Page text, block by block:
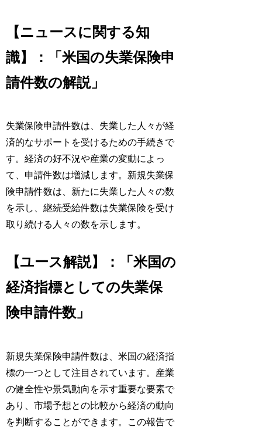
【ニュースに関する知
識】：「米国の失業保険申
請件数の解説」
失業保険申請件数は、失業した人々が経
済的なサポートを受けるための手続きで
す。経済の好不況や産業の変動によっ
て、申請件数は増減します。新規失業保
険申請件数は、新たに失業した人々の数
を示し、継続受給件数は失業保険を受け
取り続ける人々の数を示します。
【ユース解説】：「米国の
経済指標としての失業保
険申請件数」
新規失業保険申請件数は、米国の経済指
標の一つとして注目されています。産業
の健全性や景気動向を示す重要な要素で
あり、市場予想との比較から経済の動向
を判断することができます。この報告で